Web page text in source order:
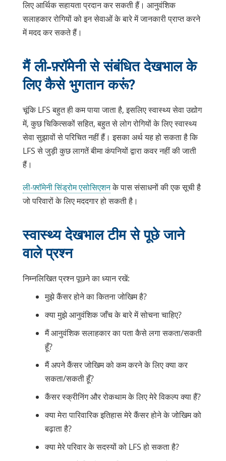
लिए आर्थिक सहायता प्रदान कर सकती हैं। आनुवंशिक
सलाहकार रोगियों को इन सेवाओं के बारे में जानकारी प्राप्त करने
में मदद कर सकते हैं।
मैं ली-फ़्रॉमेनी से संबंधित देखभाल के
लिए कैसे भुगतान करूं?
चूंकि LFS बहुत ही कम पाया जाता है, इसलिए स्वास्थ्य सेवा उद्योग
में, कुछ चिकित्सकों सहित, बहुत से लोग रोगियों के लिए स्वास्थ्य
सेवा सुझावों से परिचित नहीं हैं। इसका अर्थ यह हो सकता है कि
LFS से जुड़ी कुछ लागतें बीमा कंपनियों द्वारा कवर नहीं की जाती
हैं।
ली-फ़्रॉमेनी सिंड्रोम एसोसिएशनके पास संसाधनों की एक सूची है
जो परिवारों के लिए मददगार हो सकती है।
स्वास्थ्य देखभाल टीम से पूछे जाने
वाले प्रश्न
निम्नलिखित प्रश्न पूछने का ध्यान रखें:
मुझे कैंसर होने का कितना जोखिम है?
क्या मुझे आनुवंशिक जाँच के बारे में सोचना चाहिए?
मैं आनुवंशिक सलाहकार का पता कैसे लगा सकता/सकती
हूँ?
मैं अपने कैंसर जोखिम को कम करने के लिए क्या कर
सकता/सकती हूँ?
कैंसर स्क्रीनिंग और रोकथाम के लिए मेरे विकल्प क्या हैं?
क्या मेरा पारिवारिक इतिहास मेरे कैंसर होने के जोखिम को
बढ़ाता है?
क्या मेरे परिवार के सदस्यों को LFS हो सकता है?